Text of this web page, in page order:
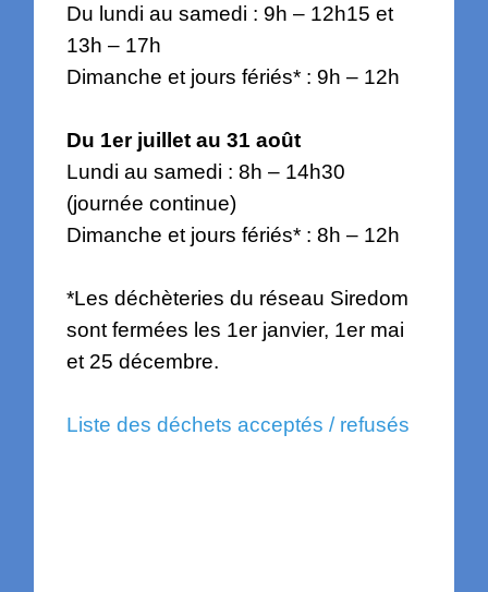
Du lundi au samedi : 9h – 12h15 et
13h – 17h
Dimanche et jours fériés* : 9h – 12h
Du 1er juillet au 31 août
Lundi au samedi : 8h – 14h30
(journée continue)
Dimanche et jours fériés* : 8h – 12h
*Les déchèteries du réseau Siredom
sont fermées les 1er janvier, 1er mai
et 25 décembre.
Liste des déchets acceptés / refusés